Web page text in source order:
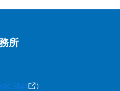
所
Map ）